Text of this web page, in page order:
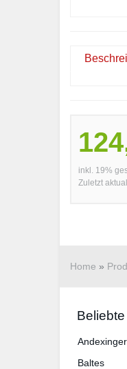
inkl. 19%
Zuletzt
Home »
An­dex­in­ger
Baltes